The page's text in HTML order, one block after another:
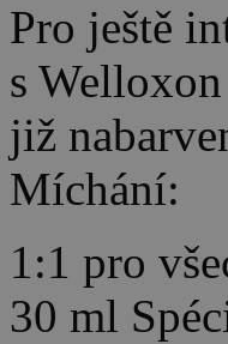
Pro ještě
s
již
Míchání:
1:1 pro
30 ml